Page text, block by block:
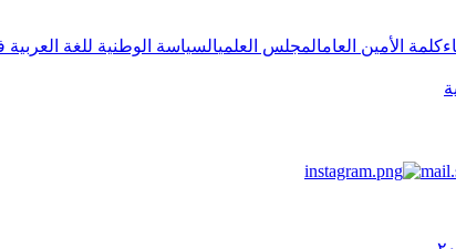
كلمة الأمين العامالمجلس العلميالسياسة الوطنية للغة